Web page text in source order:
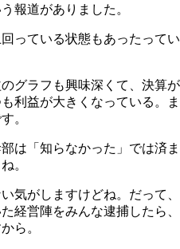
報道がありました。
っている状態もあったってい
グラフも興味深くて、決算が
利益が大きくなっている。ま
。
は「知らなかった」では済ま
。
気がしますけどね。だって、
経営陣をみんな逮捕したら、
ら。